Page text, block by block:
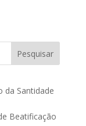
Pesquisar
da Santidade
Beatificação